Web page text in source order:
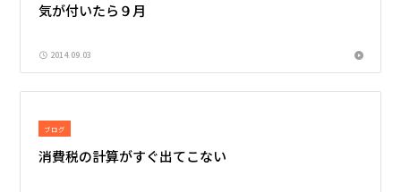
気が付いたら９月
2014.09.03
ブログ
消費税の計算がすぐ出てこない